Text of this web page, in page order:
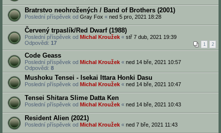
Bratrstvo neohrožených / Band of Brothers (2001)
Poslední příspěvek od Gray Fox « ned 5 pro, 2021 18:28
Červený trpaslík/Red Dwarf (1988)
Poslední příspěvek od Michal Kroužek « stř 7 dub, 2021 19:39
Odpovědi: 17 1 2
Code Geass
Poslední příspěvek od Michal Kroužek « ned 14 bře, 2021 10:57
Odpovědi: 8
Mushoku Tensei - Isekai Ittara Honki Dasu
Poslední příspěvek od Michal Kroužek « ned 14 bře, 2021 10:47
Tensei Shitara Slime Datta Ken
Poslední příspěvek od Michal Kroužek « ned 14 bře, 2021 10:43
Resident Alien (2021)
Poslední příspěvek od Michal Kroužek « ned 7 bře, 2021 11:43